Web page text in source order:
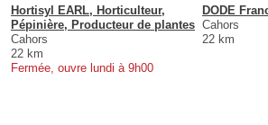
Hortisyl EARL, Horticulteur,
Pépinière, Producteur de plantes
Cahors
22 km
Fermée, ouvre lundi à 9h00
DODE
Cahors
22 km